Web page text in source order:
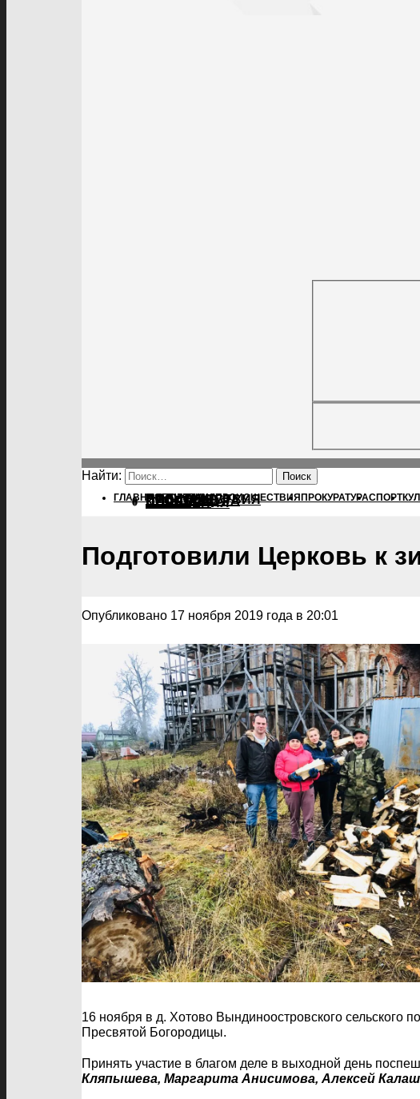
Найти:
ГЛАВНАЯПОЛИТИКАПРОИСШЕСТВИЯ ПРОКУРАТУРАСПОРТ
ПОЛИТИКА
ПРОИСШЕСТВИЯ
ПРОКУРАТУРА
СПОРТ
КУЛЬТУРА
ПОСЕЛЕНИЯ
Подготовили Церковь к
Опубликовано 17 ноября 2019 года в 20:01
16 ноября в д. Хотово Вындиноостровского сельского
Пресвятой Богородицы.
Принять участие в благом деле в выходной день
Кляпышева, Маргарита Анисимова, Алексей